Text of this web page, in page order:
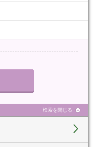
検索を閉じる